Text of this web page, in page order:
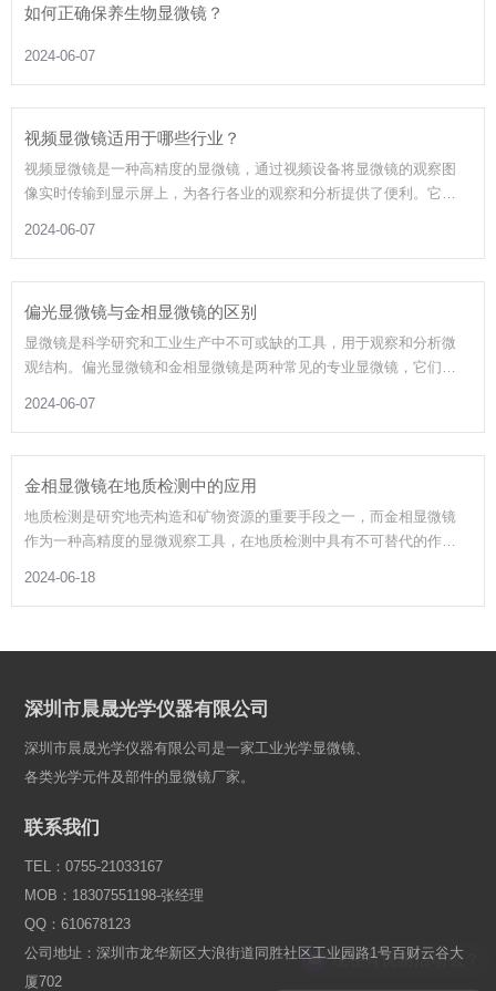
如何正确保养生物显微镜？
2024-06-07
视频显微镜适用于哪些行业？
视频显微镜是一种高精度的显微镜，通过视频设备将显微镜的观察图
像实时传输到显示屏上，为各行各业的观察和分析提供了便利。它在
2024-06-07
偏光显微镜与金相显微镜的区别
显微镜是科学研究和工业生产中不可或缺的工具，用于观察和分析微
观结构。偏光显微镜和金相显微镜是两种常见的专业显微镜，它们在
2024-06-07
金相显微镜在地质检测中的应用
地质检测是研究地壳构造和矿物资源的重要手段之一，而金相显微镜
作为一种高精度的显微观察工具，在地质检测中具有不可替代的作
2024-06-18
深圳市晨晟光学仪器有限公司
深圳市晨晟光学仪器有限公司是一家工业光学显微镜、
各类光学元件及部件的显微镜厂家。
联系我们
TEL：0755-21033167
MOB：18307551198-张经理
QQ：610678123
公司地址：深圳市龙华新区大浪街道同胜社区工业园路1号百财云谷大
厦702
现在有优惠活动么？